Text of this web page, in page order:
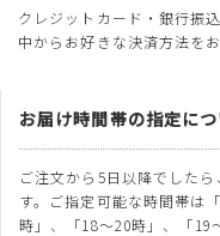
クレジットカード・銀行振
中からお好きな決済方法を
お届け時間帯の指定に
ご注文から5日以降でした
す。ご指定可能な時間帯は
時」、「18～20時」、「19